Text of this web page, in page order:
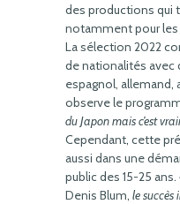
des productions qui
notamment pour
La sélection 2022
de nationalités avec
espagnol, allemand,
observe le
du Japon mais c’est
Cependant, cette
aussi dans une
public des 15-25 ans.
Denis Blum, le succès